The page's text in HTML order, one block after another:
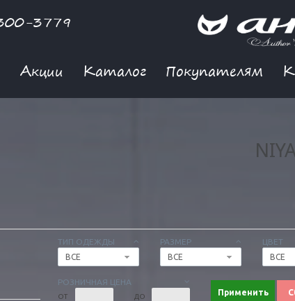
3779
Акции Каталог Покупателям
ТИП ОДЕЖДЫ
ВСЕ
РАЗМЕР
ВСЕ
ЦВЕТ
ВСЕ
РОЗНИЧНАЯ ЦЕНА
ОТ ДО Применить